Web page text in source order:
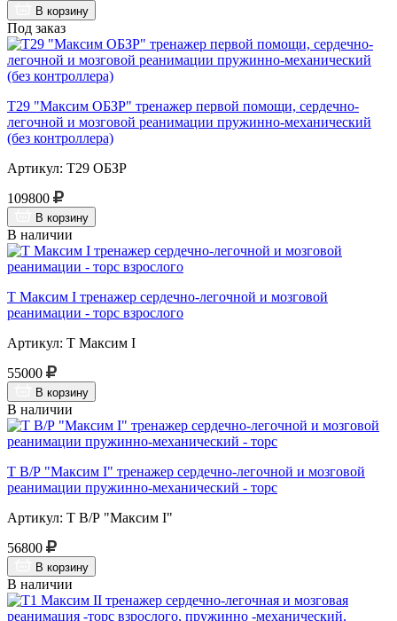
В корзину
Под заказ
Т29 "Максим ОБЗР" тренажер первой помощи, сердечно-
легочной и мозговой реанимации пружинно-механический
(без контроллера)
Артикул: Т29 ОБЗР
109800
В корзину
В наличии
Т Максим I тренажер сердечно-легочной и мозговой
реанимации - торс взрослого
Артикул: Т Максим I
55000
В корзину
В наличии
Т В/Р "Максим I" тренажер сердечно-легочной и мозговой
реанимации пружинно-механический - торс
Артикул: Т В/Р "Максим I"
56800
В корзину
В наличии